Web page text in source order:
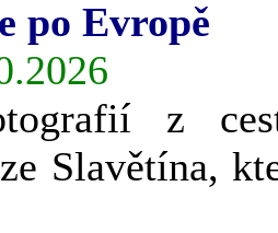
po Evropě
z
Slavětína,